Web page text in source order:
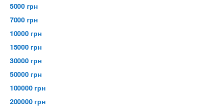
5000 грн
7000 грн
10000 грн
15000 грн
30000 грн
50000 грн
100000 грн
200000 грн